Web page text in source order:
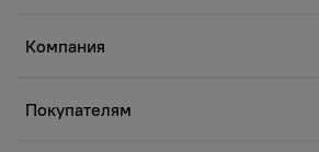
Компания
Покупателям